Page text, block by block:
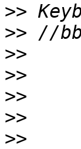
>>
>>
>>
>>
>>
>>
>>